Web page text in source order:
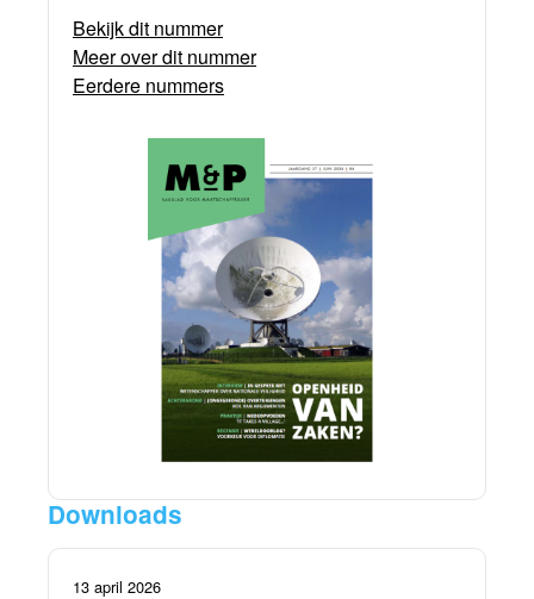
Bekijk dit nummer
Meer over dit nummer
Eerdere nummers
Downloads
13 april 2026